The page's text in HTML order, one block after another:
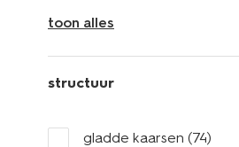
toon alles
structuur
gladde kaarsen (74)